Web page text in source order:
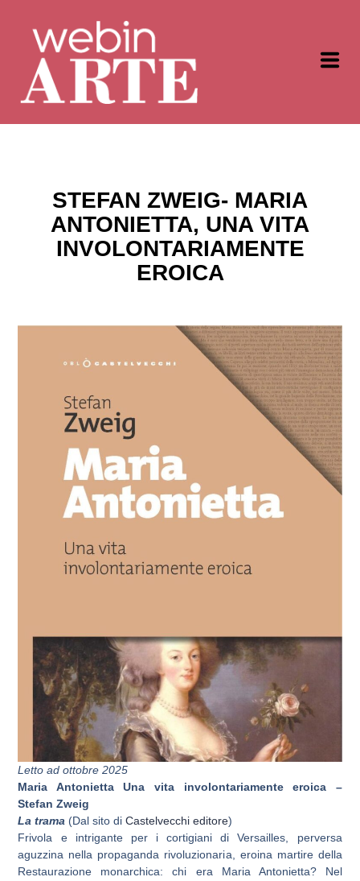
STEFAN ZWEIG- MARIA
ANTONIETTA, UNA VITA
INVOLONTARIAMENTE
EROICA
Letto ad ottobre 2025
Maria Antonietta Una vita involontariamente eroica –
Stefan Zweig
La trama (Dal sito diCastelvecchi editore)
Frivola e intrigante per i cortigiani di Versailles, perversa
aguzzina nella propaganda rivoluzionaria, eroina martire della
Restaurazione monarchica: chi era Maria Antonietta? Nel